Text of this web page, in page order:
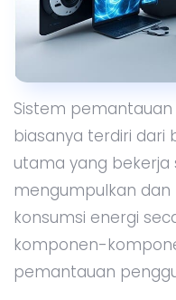
Sistem
biasanya terdiri
utama yang
mengumpulkan
konsumsi energi
komponen-
pemantauan